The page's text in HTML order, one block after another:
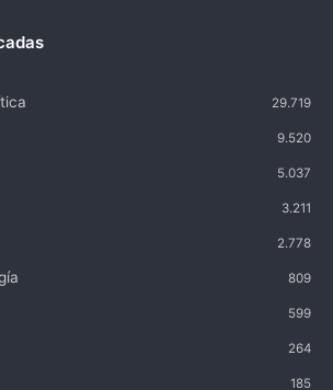
29.719
9.520
5.037
3.211
2.778
809
599
264
185